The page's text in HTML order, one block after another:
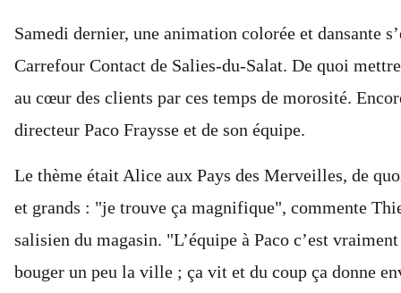
Samedi dernier, une animation colorée et dansante
Carrefour Contact de Salies-du-Salat. De quoi
au cœur des clients par ces temps de morosité.
directeur Paco Fraysse et de son équipe.
Le thème était Alice aux Pays des Merveilles, de
et grands : "je trouve ça magnifique", commente
salisien du magasin. "L’équipe à Paco c’est
bouger un peu la ville ; ça vit et du coup ça donne